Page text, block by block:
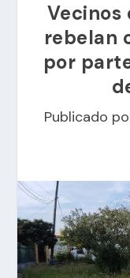
Vecinos
rebelan
por
Publicado